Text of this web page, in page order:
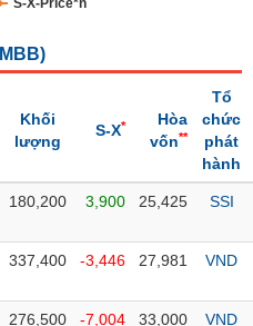
S-X-Price*n
MBB)
Khối
lượng
S-X*
Hòa
vốn**
Tổ
chức
phát
hành
180,200 3,900 25,425 SSI
337,400 -3,446 27,981 VND
276,500 -7,004 33,000 VND